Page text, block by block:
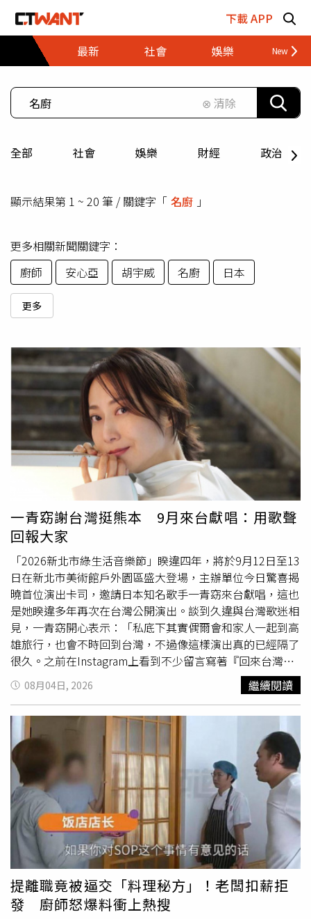
下載 APP
最新
社會 娛樂 財經
⊗ 清除
全部 社會 娛樂 財經 政治
顯示結果第 1 ~ 20 筆 / 關鍵字「 名廚 」
更多相關新聞關鍵字：
廚師
安心亞 胡宇威 名廚 日本
更多
一青窈謝台灣挺熊本 9月來台獻唱：用歌聲
回報大家
「2026新北市綠生活音樂節」睽違四年，將於9月12日至13
日在新北市美術館戶外園區盛大登場，主辦單位今日驚喜揭
曉首位演出卡司，邀請日本知名歌手一青窈來台獻唱，這也
是她睽違多年再次在台灣公開演出。談到久違與台灣歌迷相
見，一青窈開心表示：「私底下其實偶爾會和家人一起到高
雄旅行，也會不時回到台灣，不過像這樣演出真的已經隔了
很久。之前在Instagram上看到不少留言寫著『回來台灣唱
歌吧！』，所以這次終於能和大家見面，真的非常開心。」
除了期待演出，她也透露此行最想造訪的地方，是位於迪化
街、由亞洲名廚江振誠創立的「台灣味譜實驗所」，她說：
「我很想親眼看看融合台灣傳統路邊攤文化概念打造的
『Dining Box』。」演出地點選在新北市美術館戶外園區，
也讓熱愛藝術的一青窈充滿期待。她分享：「九份自不用
說，父親的公司就在那一帶；我以前也曾到鶯歌參觀過陶藝
窯場。最重要的是，我一直都很喜歡美術館，所以很期待這
次能和家人一起去看看。」提及台灣，一青窈更有滿滿感
謝。今年熊本地震發生後，來自台灣的關心讓她十分感動，
她說：「這次熊本地震發生後，也再次感受到大家給予我們
滿滿的關心與愛，真的非常謝謝你們。這一次就讓我用歌聲
回報大家的心意吧。Love you all！很期待和大家見面。」
08月04日, 2026 繼續閱讀
提離職竟被逼交「料理秘方」！老闆扣薪拒
發 廚師怒爆料衝上熱搜